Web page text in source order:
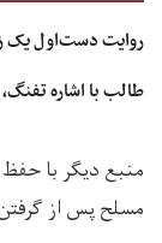
روایت دست‌اول یک
طالب با اشاره تفنگ،
منبع دیگر با
مسلح پس از گرفتن